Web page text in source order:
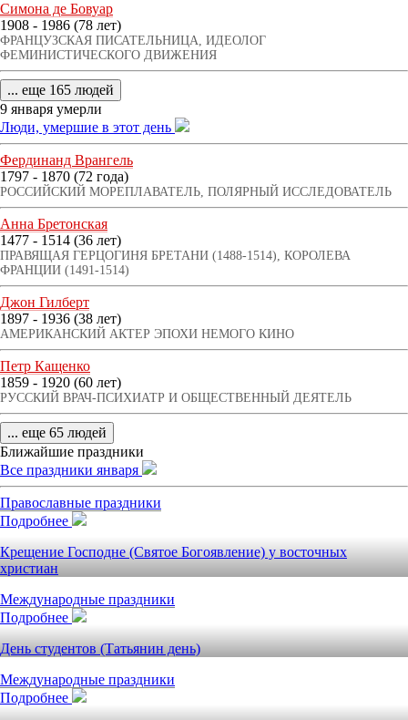
Симона де Бовуар
1908 - 1986 (78 лет)
ФРАНЦУЗСКАЯ ПИСАТЕЛЬНИЦА, ИДЕОЛОГ
ФЕМИНИСТИЧЕСКОГО ДВИЖЕНИЯ
... еще 165 людей
9 января умерли
Люди, умершие в этот день
Фердинанд Врангель
1797 - 1870 (72 года)
РОССИЙСКИЙ МОРЕПЛАВАТЕЛЬ, ПОЛЯРНЫЙ ИССЛЕДОВАТЕЛЬ
Анна Бретонская
1477 - 1514 (36 лет)
ПРАВЯЩАЯ ГЕРЦОГИНЯ БРЕТАНИ (1488-1514), КОРОЛЕВА
ФРАНЦИИ (1491-1514)
Джон Гилберт
1897 - 1936 (38 лет)
АМЕРИКАНСКИЙ АКТЕР ЭПОХИ НЕМОГО КИНО
Петр Кащенко
1859 - 1920 (60 лет)
РУССКИЙ ВРАЧ-ПСИХИАТР И ОБЩЕСТВЕННЫЙ ДЕЯТЕЛЬ
... еще 65 людей
Ближайшие праздники
Все праздники января
Православные праздники
Подробнее
Крещение Господне (Святое Богоявление) у восточных
христиан
Международные праздники
Подробнее
День студентов (Татьянин день)
Международные праздники
Подробнее